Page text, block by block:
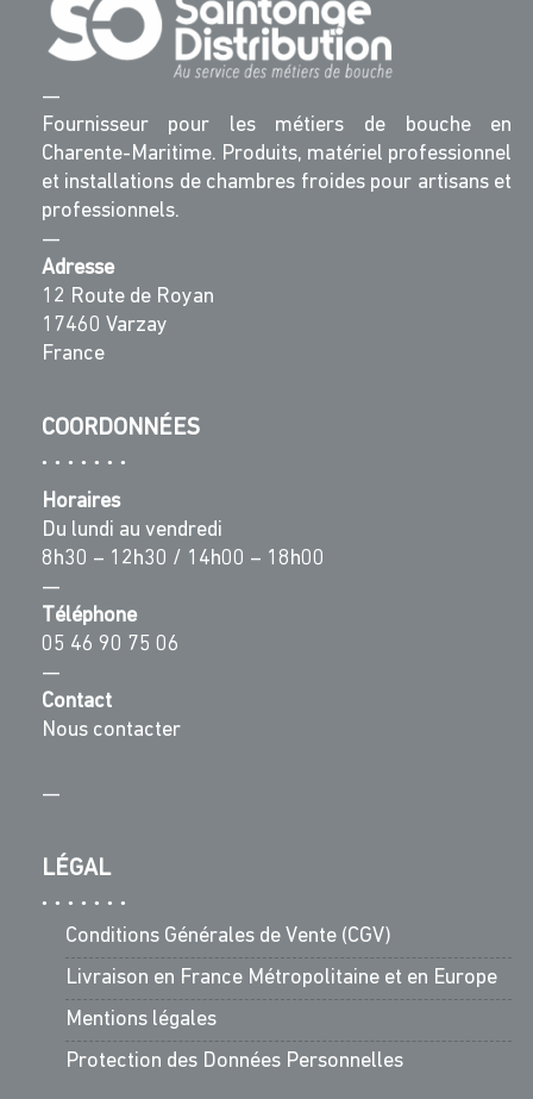
—
Fournisseur pour les métiers de bouche en
Charente-Maritime. Produits, matériel professionnel
et installations de chambres froides pour artisans et
professionnels.
—
Adresse
12 Route de Royan
17460 Varzay
France
COORDONNÉES
Horaires
Du lundi au vendredi
8h30 – 12h30 / 14h00 – 18h00
—
Téléphone
05 46 90 75 06
—
Contact
Nous contacter
—
LÉGAL
Conditions Générales de Vente (CGV)
Livraison en France Métropolitaine et en Europe
Mentions légales
Protection des Données Personnelles